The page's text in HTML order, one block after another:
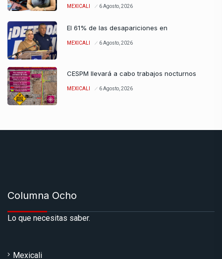
MEXICALI 6 Agosto, 2026
El 61% de las desapariciones en
MEXICALI 6 Agosto, 2026
CESPM llevará a cabo trabajos nocturnos
MEXICALI 6 Agosto, 2026
Columna Ocho
Lo que necesitas saber.
Mexicali